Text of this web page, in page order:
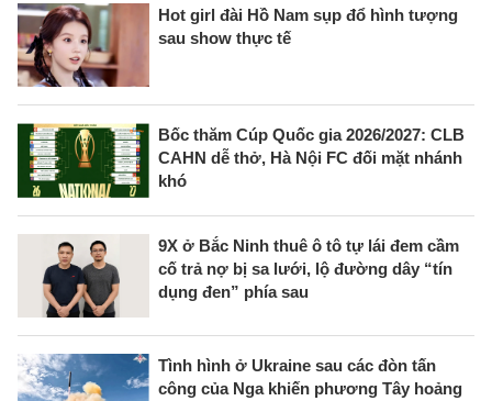
Hot girl đài Hồ Nam sụp đổ hình tượng
sau show thực tế
Bốc thăm Cúp Quốc gia 2026/2027: CLB
CAHN dễ thở, Hà Nội FC đối mặt nhánh
khó
9X ở Bắc Ninh thuê ô tô tự lái đem cầm
cố trả nợ bị sa lưới, lộ đường dây “tín
dụng đen” phía sau
Tình hình ở Ukraine sau các đòn tấn
công của Nga khiến phương Tây hoảng